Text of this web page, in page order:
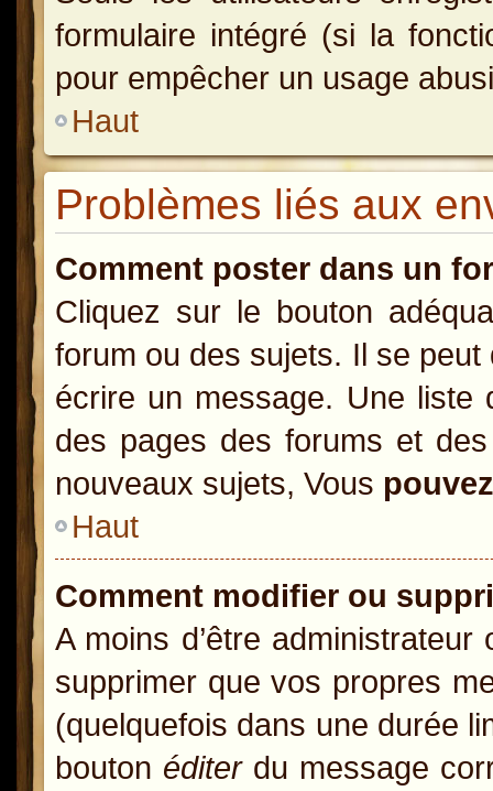
formulaire intégré (si la
pour empêcher un usage
Haut
Problèmes liés aux
Comment poster dans un
Cliquez sur le bouton
forum ou des sujets. Il se
écrire un message. Une liste
des pages des forums et
nouveaux sujets, Vous pouvez
Haut
Comment modifier ou
A moins d’être
supprimer que vos propres
(quelquefois dans une durée
bouton éditerdu message